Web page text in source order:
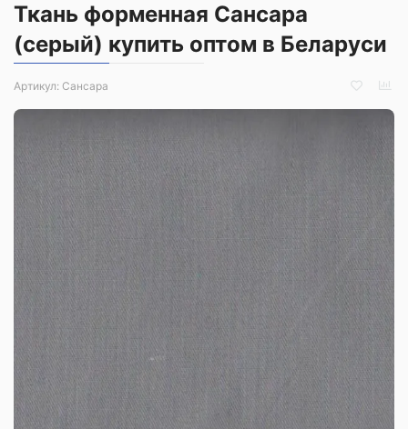
Ткань форменная Сансара
(серый) купить оптом в Беларуси
Артикул: Сансара